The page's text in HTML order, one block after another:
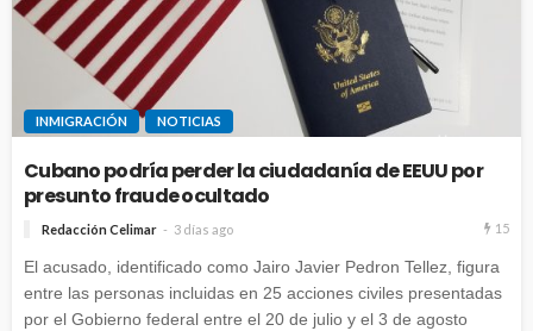
INMIGRACIÓN NOTICIAS
Cubano podría perder la ciudadanía de EEUU por
presunto fraude ocultado
Redacción Celimar 3 días ago 15
El acusado, identificado como Jairo Javier Pedron Tellez, figura
entre las personas incluidas en 25 acciones civiles presentadas
por el Gobierno federal entre el 20 de julio y el 3 de agosto